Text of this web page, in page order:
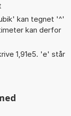
kan tegnet '^'
kan derfor
1,91e5. 'e' står